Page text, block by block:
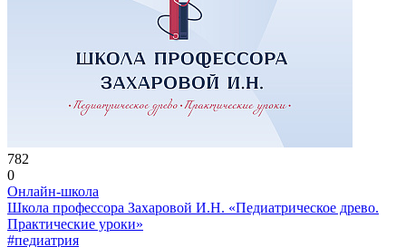
782
0
Онлайн-школа
Школа профессора Захаровой И.Н. «Педиатрическое древо.
Практические уроки»
#педиатрия